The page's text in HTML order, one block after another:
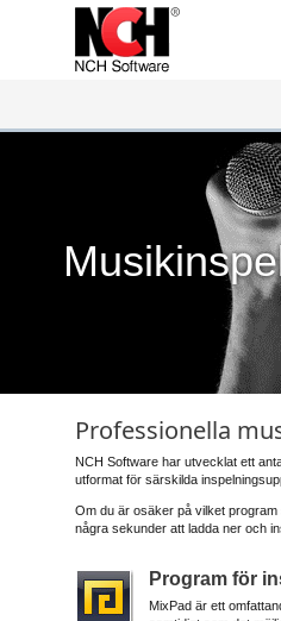
Professionella
NCH Software har utvecklat ett
utformat för särskilda
Om du är osäker på vilket
några sekunder att ladda ner och
Program för
MixPad är ett